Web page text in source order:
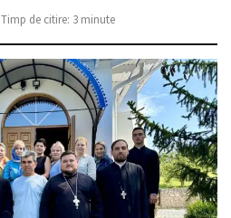
Timp de citire: 3 minute